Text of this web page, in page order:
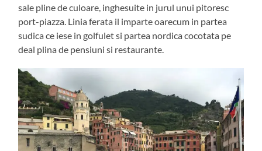
sale pline de culoare, inghesuite in jurul unui pitoresc
port-piazza. Linia ferata il imparte oarecum in partea
sudica ce iese in golfulet si partea nordica cocotata pe
deal plina de pensiuni si restaurante.